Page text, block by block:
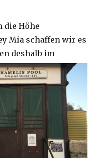
die Höhe
Mia schaffen wir es
deshalb im